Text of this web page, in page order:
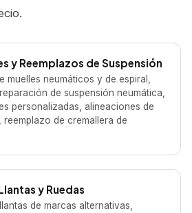
y Reemplazos de Suspensión
muelles neumáticos y de espiral,
de suspensión neumática,
personalizadas, alineaciones de
de cremallera de
y Ruedas
de marcas alternativas,